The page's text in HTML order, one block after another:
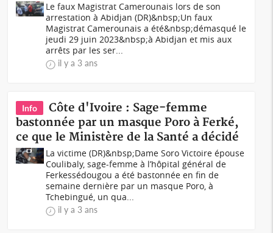
Le faux Magistrat Camerounais lors de son
arrestation à Abidjan (DR)&nbsp;Un faux
Magistrat Camerounais a été&nbsp;démasqué le
jeudi 29 juin 2023&nbsp;à Abidjan et mis aux
arrêts par les ser...
il y a 3 ans
Info
Côte d'Ivoire : Sage-femme
bastonnée par un masque Poro à Ferké,
ce que le Ministère de la Santé a décidé
La victime (DR)&nbsp;Dame Soro Victoire épouse
Coulibaly, sage-femme à l’hôpital général de
Ferkessédougou a été bastonnée en fin de
semaine dernière par un masque Poro, à
Tchebingué, un qua...
il y a 3 ans